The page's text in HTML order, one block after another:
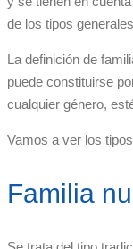
de los tipos
La definición de
puede constituirse
cualquier género,
Vamos a ver los
Familia